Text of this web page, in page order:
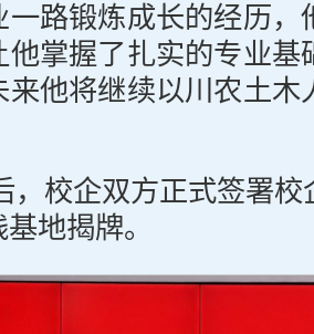
一路锻炼成长的经历，
他掌握了扎实的专业基
来他将继续以川农土木
，校企双方正式签署
地揭牌。